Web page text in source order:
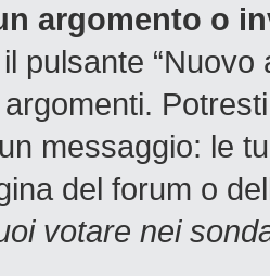
argomento o
pulsante
messaggio: le
del forum o
votare nei